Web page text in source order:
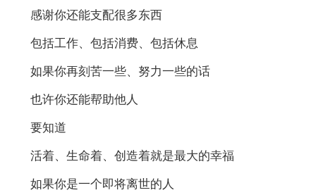
感谢你还能支配很多东西
包括工作、包括消费、包括休息
如果你再刻苦一些、努力一些的话
也许你还能帮助他人
要知道
活着、生命着、创造着就是最大的幸福
如果你是一个即将离世的人